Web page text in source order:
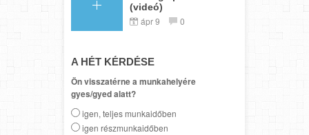
(videó)
ápr 9 0
A HÉT KÉRDÉSE
Ön visszatérne a munkahelyére
gyes/gyed alatt?
igen, teljes munkaidőben
igen részmunkaidőben